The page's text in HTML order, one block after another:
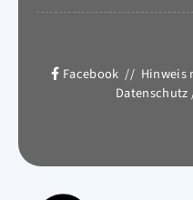
Facebook // Hinweis
Datenschutz